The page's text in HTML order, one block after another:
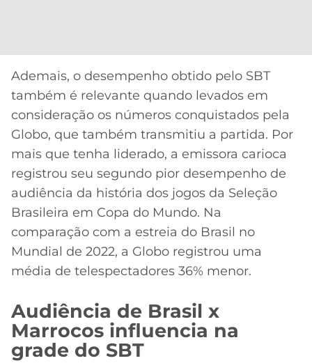
Ademais, o desempenho obtido pelo SBT
também é relevante quando levados em
consideração os números conquistados pela
Globo, que também transmitiu a partida. Por
mais que tenha liderado, a emissora carioca
registrou seu segundo pior desempenho de
audiência da história dos jogos da Seleção
Brasileira em Copa do Mundo. Na
comparação com a estreia do Brasil no
Mundial de 2022, a Globo registrou uma
média de telespectadores 36% menor.
Audiência de Brasil x
Marrocos influencia na
grade do SBT